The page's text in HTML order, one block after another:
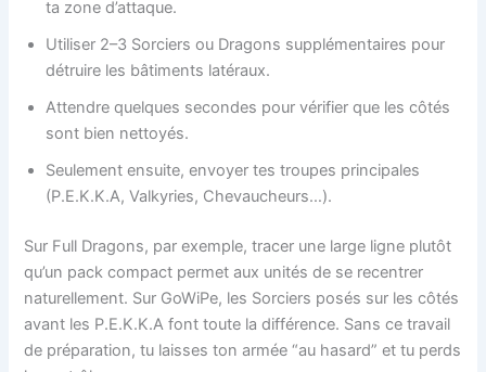
ta zone d’attaque.
Utiliser 2–3 Sorciers ou Dragons supplémentaires pour
détruire les bâtiments latéraux.
Attendre quelques secondes pour vérifier que les côtés
sont bien nettoyés.
Seulement ensuite, envoyer tes troupes principales
(P.E.K.K.A, Valkyries, Chevaucheurs…).
Sur Full Dragons, par exemple, tracer une large ligne plutôt
qu’un pack compact permet aux unités de se recentrer
naturellement. Sur GoWiPe, les Sorciers posés sur les côtés
avant les P.E.K.K.A font toute la différence. Sans ce travail
de préparation, tu laisses ton armée “au hasard” et tu perds